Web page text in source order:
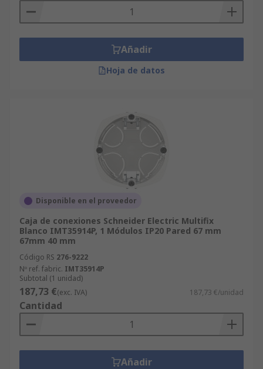
Añadir
Hoja de datos
Disponible en el proveedor
Caja de conexiones Schneider Electric Multifix
Blanco IMT35914P, 1 Módulos IP20 Pared 67 mm
67mm 40 mm
Código RS 276-9222
Nº ref. fabric. IMT35914P
Subtotal (1 unidad)
187,73 €(exc. IVA) 187,73 €/unidad
Cantidad
Añadir